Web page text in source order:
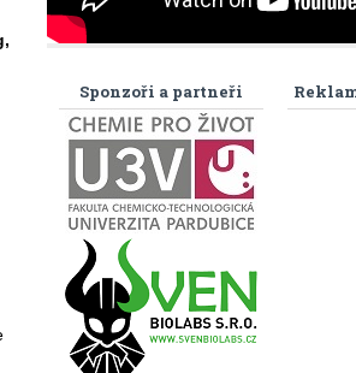
Sponzoři a partneři